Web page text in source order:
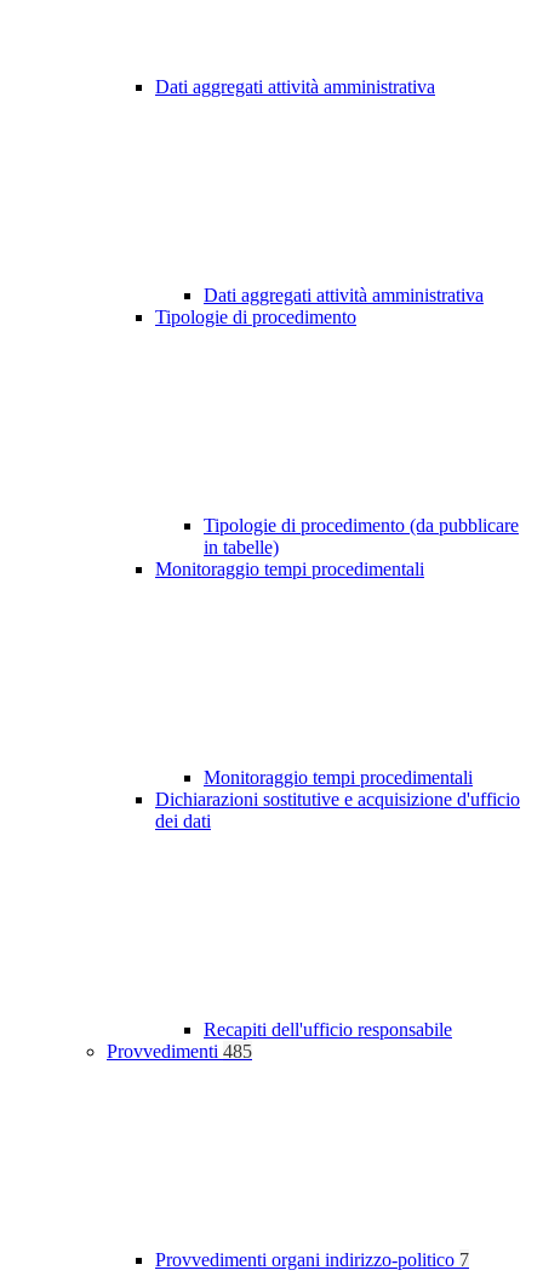
Dati aggregati attività amministrativa
Dati aggregati attività amministrativa
Tipologie di procedimento
Tipologie di procedimento (da pubblicare
in tabelle)
Monitoraggio tempi procedimentali
Monitoraggio tempi procedimentali
Dichiarazioni sostitutive e acquisizione d'ufficio
dei dati
Recapiti dell'ufficio responsabile
Provvedimenti 485
Provvedimenti organi indirizzo-politico 7